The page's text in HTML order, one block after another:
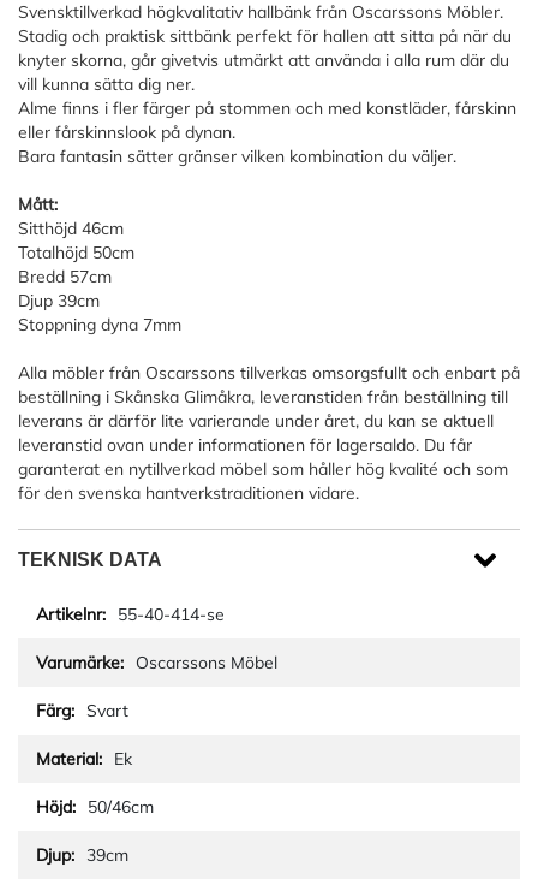
Svensktillverkad högkvalitativ hallbänk från Oscarssons Möbler.
Stadig och praktisk sittbänk perfekt för hallen att sitta på när du
knyter skorna, går givetvis utmärkt att använda i alla rum där du
vill kunna sätta dig ner.
Alme finns i fler färger på stommen och med konstläder, fårskinn
eller fårskinnslook på dynan.
Bara fantasin sätter gränser vilken kombination du väljer.
Mått:
Sitthöjd 46cm
Totalhöjd 50cm
Bredd 57cm
Djup 39cm
Stoppning dyna 7mm
Alla möbler från Oscarssons tillverkas omsorgsfullt och enbart på
beställning i Skånska Glimåkra, leveranstiden från beställning till
leverans är därför lite varierande under året, du kan se aktuell
leveranstid ovan under informationen för lagersaldo. Du får
garanterat en nytillverkad möbel som håller hög kvalité och som
för den svenska hantverkstraditionen vidare.
TEKNISK DATA
55-40-414-se
Oscarssons Möbel
Svart
Ek
50/46cm
39cm